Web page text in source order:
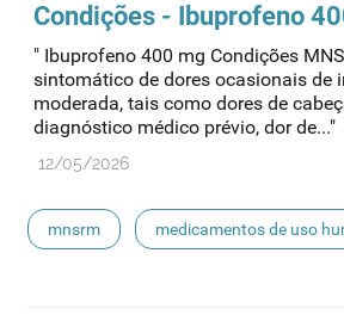
Condições - Ibuprofeno
" Ibuprofeno 400 mg Condições
sintomático de dores ocasionais de
moderada, tais como dores de
diagnóstico médico prévio, dor de..."
12/05/2026
mnsrm medicamentos de uso